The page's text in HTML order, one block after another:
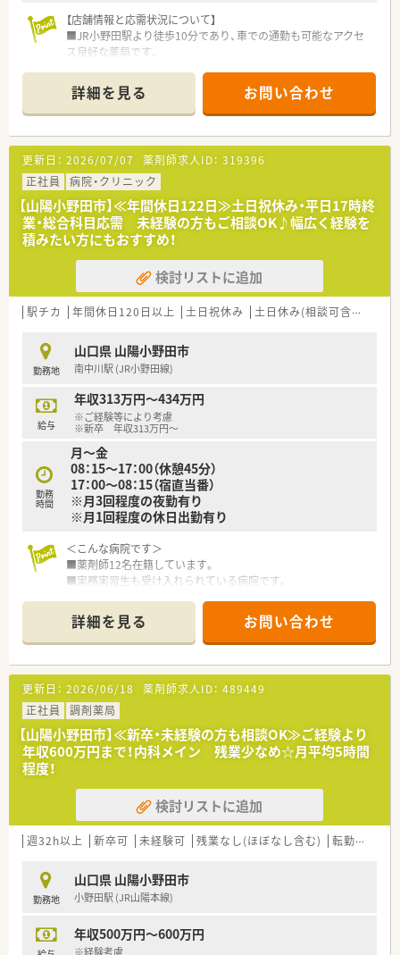
的に残業は少ないため、調剤併設店でも18時半～19時までには
帰宅できる店舗がほとんどです。※繁忙期等は科目によって残
業が発生してしまう可能性はございます。
＜こんな方にもオススメ＞
■調剤の経験を積みつつ、OTCも学べる環境に身を置きたい方
■生活スタイルに合わせて長く働きたい方
【店舗情報と応需状況について】
■JR小野田駅より徒歩10分であり、車での通勤も可能なアクセ
ス良好な薬局です。
しています。
■処方箋枚数は1日平均50枚程度で、複数の薬剤師が協力して丁
寧に対応しています。
【募集背景と求める人物像について】
■今回は、店舗体制の維持・強化を目的とした、正社員募集とな
ります。
■患者様とのコミュニケーションを大切にし、丁寧な服薬指導が
できる方を歓迎します。
■協調性があり、スタッフと協力して働きやすい職場作りができ
る方を求めています。
【法人特徴について】
■山口県を中心に30店舗以上を展開し、地域社会への貢献を重
視する安定経営の企業です。
に積極的に取り組んでいます。
■有給休暇取得率は90％以上、育休復帰率は100％と、働きやす
さが数字にも表れています。
詳細を見る お問い合わせ
更新日： 2026/07/07 薬剤師求人ID： 319396
正社員
病院・クリニック
【山陽小野田市】≪年間休日122日≫土日祝休み・平日17時終
業・総合科目応需 未経験の方もご相談OK♪幅広く経験を
積みたい方にもおすすめ！
検討リストに追加
駅チカ 年間休日120日以上 土日祝休み 土日休み(相談可含む)
勤務地
山口県 山陽小野田市
南中川駅 (JR小野田線)
給与
年収313万円～434万円
※ご経験等により考慮
※新卒 年収313万円～
勤務
時間
月～金
08：15～17：00（休憩45分）
17：00～08：15（宿直当番）
※月3回程度の夜勤有り
※月1回程度の休日出勤有り
＜こんな病院です＞
■薬剤師12名在籍しています。
■実務実習生も受け入れられている病院です。
＜業務内容＞
■調剤、監査、病棟業務、混注業務、持参薬鑑別、DI業務、カンファ
レンス参加、委員会活動など
＜研修制度＞
■現場の先輩薬剤師より指導を受けて頂きます。
＜法人特徴＞
■総病床数313床（一般）の救急告示、機能評価機構認定病院で
■ＮＳＴ・ＩＣＴ、がん薬物療法への参画チームもあり、チーム
医療に携わることができます。
■学会への出張費、研究等で使用できる一般研究費あります。
■病院の幅広い業務に携わりたい方
■様々な処方に触れて学びたい方
■新卒・病院未経験の方
詳細を見る お問い合わせ
更新日： 2026/06/18 薬剤師求人ID： 489449
正社員
調剤薬局
【山陽小野田市】≪新卒・未経験の方も相談OK≫ご経験より
年収600万円まで！内科メイン 残業少なめ☆月平均5時間
程度！
検討リストに追加
週32h以上 新卒可 未経験可 残業なし(ほぼなし含む) 転勤なし
勤務地
山口県 山陽小野田市
小野田駅 (JR山陽本線)
年収500万円～600万円